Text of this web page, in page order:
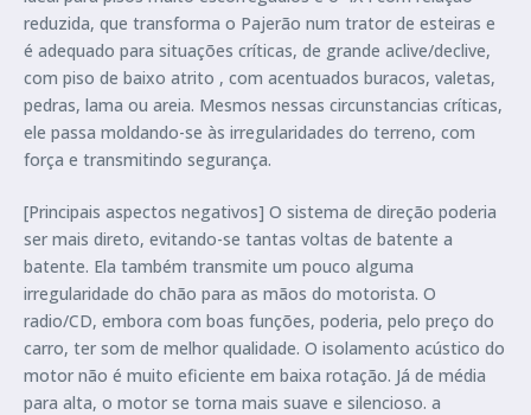
reduzida, que transforma o Pajerão num trator de esteiras e
é adequado para situações críticas, de grande aclive/declive,
com piso de baixo atrito , com acentuados buracos, valetas,
pedras, lama ou areia. Mesmos nessas circunstancias críticas,
ele passa moldando-se às irregularidades do terreno, com
força e transmitindo segurança.
[Principais aspectos negativos] O sistema de direção poderia
ser mais direto, evitando-se tantas voltas de batente a
batente. Ela também transmite um pouco alguma
irregularidade do chão para as mãos do motorista. O
radio/CD, embora com boas funções, poderia, pelo preço do
carro, ter som de melhor qualidade. O isolamento acústico do
motor não é muito eficiente em baixa rotação. Já de média
para alta, o motor se torna mais suave e silencioso. a